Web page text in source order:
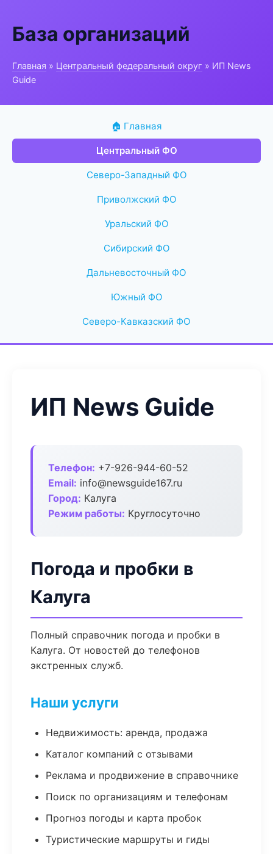
База организаций
Главная » Центральный федеральный округ » ИП News
Guide
🏠 Главная
Центральный ФО
Северо-Западный ФО
Приволжский ФО
Уральский ФО
Сибирский ФО
Дальневосточный ФО
Южный ФО
Северо-Кавказский ФО
ИП News Guide
Телефон: +7-926-944-60-52
Email: info@newsguide167.ru
Город: Калуга
Режим работы: Круглосуточно
Погода и пробки в
Калуга
Полный справочник погода и пробки в
Калуга. От новостей до телефонов
экстренных служб.
Наши услуги
Недвижимость: аренда, продажа
Каталог компаний с отзывами
Реклама и продвижение в справочнике
Поиск по организациям и телефонам
Прогноз погоды и карта пробок
Туристические маршруты и гиды